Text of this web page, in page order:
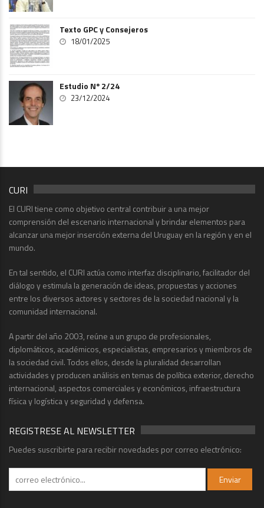
Texto GPC y Consejeros
18/01/2025
Estudio Nº 2/24
23/12/2024
CURI
El CURI tiene como objetivo central contribuir a una mejor
comprensión del escenario internacional y brindar elementos para
alcanzar una mejor inserción externa del Uruguay en la región y en el
mundo.
En tal sentido, el CURI actúa como interfaz disciplinario, facilitador del
diálogo y estimula la generación de ideas, propuestas y acciones
entre los diversos actores y sectores de la sociedad nacional y la
comunidad internacional.
A partir del año 2003, reúne a un grupo de profesionales,
diplomáticos, académicos, especialistas, empresarios y miembros de
la sociedad civil. Todos ellos, desde la pluralidad desarrollan
actividades y producen análisis en temas de política exterior, derecho
internacional, aspectos comerciales y económicos, infraestructura
física y logística y seguridad y defensa.
REGISTRESE AL NEWSLETTER
Puedes suscribirte para recibir novedades por correo electrónico: